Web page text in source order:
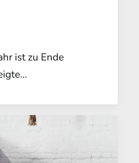
ist zu Ende